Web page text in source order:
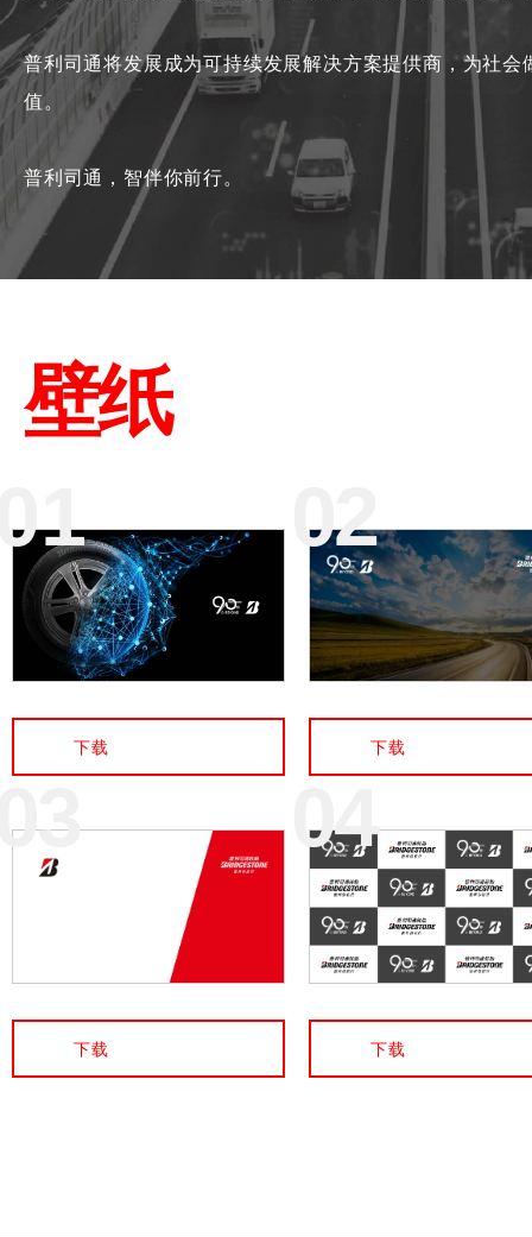
普利司通将发展成为可持续发展解决方案提供商， 为社会
值。
普利司通，智伴你前行。
壁纸
下载
02
下载
下载
04
下载